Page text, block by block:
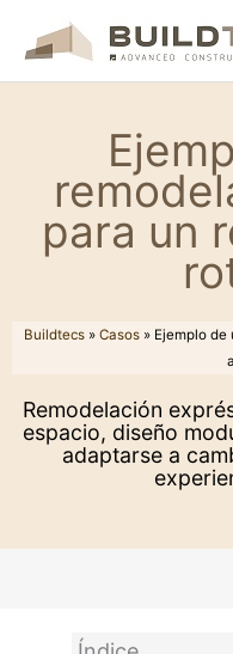
contenido
para un
Buildtecs» Casos» Ejemplo de
Remodelación
espacio, diseño
adaptarse a